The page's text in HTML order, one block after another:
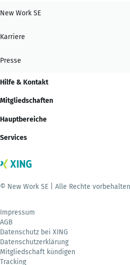
New Work SE
Karriere
Presse
Hilfe & Kontakt
Mitgliedschaften
Hauptbereiche
Services
© New Work SE | Alle Rechte vorbehalten
Impressum
AGB
Datenschutz bei XING
Datenschutzerklärung
Mitgliedschaft kündigen
Tracking